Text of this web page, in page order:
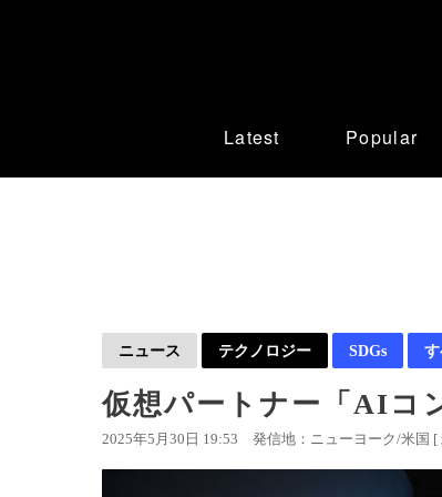
Latest Popular
ニュース テクノロジー SDGs
仮想パートナー「AIコ
2025年5月30日 19:53 発信地：ニューヨーク/米国 [